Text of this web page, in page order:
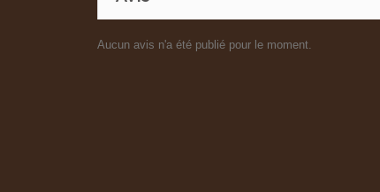
Aucun avis n'a été publié pour le moment.